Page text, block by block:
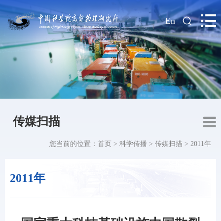
| En
传媒扫描
2011年
您当前的位置： 首页 > 科学传播 > 传媒扫描 > 2011年